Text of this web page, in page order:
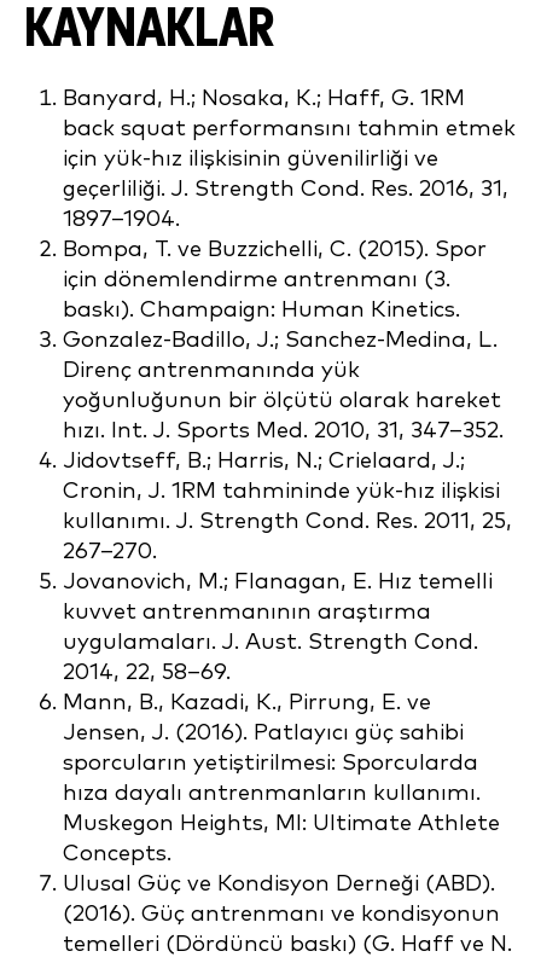
KAYNAKLAR
Banyard, H.; Nosaka, K.; Haff, G. 1RM
back squat performansını tahmin etmek
için yük-hız ilişkisinin güvenilirliği ve
geçerliliği. J. Strength Cond. Res. 2016, 31,
1897–1904.
Bompa, T. ve Buzzichelli, C. (2015). Spor
için dönemlendirme antrenmanı (3.
baskı). Champaign: Human Kinetics.
Gonzalez-Badillo, J.; Sanchez-Medina, L.
Direnç antrenmanında yük
yoğunluğunun bir ölçütü olarak hareket
hızı. Int. J. Sports Med. 2010, 31, 347–352.
Jidovtseff, B.; Harris, N.; Crielaard, J.;
Cronin, J. 1RM tahmininde yük-hız ilişkisi
kullanımı. J. Strength Cond. Res. 2011, 25,
267–270.
Jovanovich, M.; Flanagan, E. Hız temelli
kuvvet antrenmanının araştırma
uygulamaları. J. Aust. Strength Cond.
2014, 22, 58–69.
Mann, B., Kazadi, K., Pirrung, E. ve
Jensen, J. (2016). Patlayıcı güç sahibi
sporcuların yetiştirilmesi: Sporcularda
hıza dayalı antrenmanların kullanımı.
Muskegon Heights, MI: Ultimate Athlete
Concepts.
Ulusal Güç ve Kondisyon Derneği (ABD).
(2016). Güç antrenmanı ve kondisyonun
temelleri (Dördüncü baskı) (G. Haff ve N.